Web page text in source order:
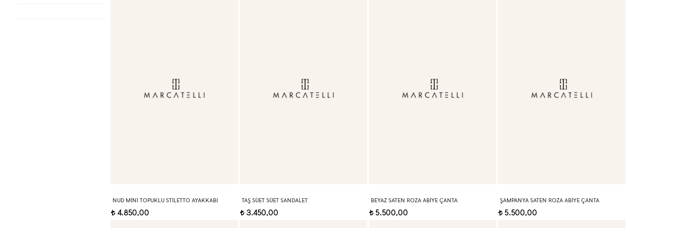
NUD MINI TOPUKLU STILETTO AYAKKABI
t4.850,00
TAŞ SÜET SÜET SANDALET
t3.450,00
BEYAZ SATEN ROZA ABIYE ÇANTA
t5.500,00
ŞAMPANYA SATEN ROZA ABIYE ÇANTA
t5.500,00